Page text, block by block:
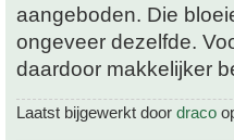
aangeboden. Die
ongeveer dezelfde.
daardoor makkelijker
Laatst bijgewerkt door draco